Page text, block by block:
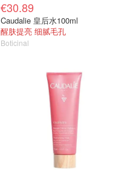
€30.89
Caudalie 皇后水100ml
醒肤提亮 细腻毛孔
Boticinal